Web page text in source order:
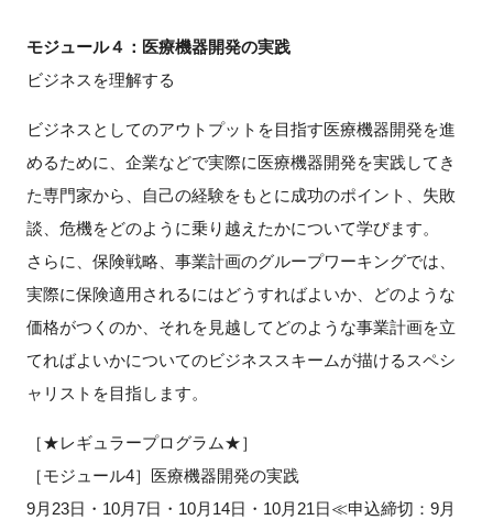
FAQ
モジュール４：医療機器開発の実践
ビジネスを理解する
ビジネスとしてのアウトプットを目指す医療機器開発を進
めるために、企業などで実際に医療機器開発を実践してき
た専門家から、自己の経験をもとに成功のポイント、失敗
談、危機をどのように乗り越えたかについて学びます。
さらに、保険戦略、事業計画のグループワーキングでは、
実際に保険適用されるにはどうすればよいか、どのような
価格がつくのか、それを見越してどのような事業計画を立
てればよいかについてのビジネススキームが描けるスペシ
ャリストを目指します。
［★レギュラープログラム★］
［モジュール4］医療機器開発の実践
9月23日・10月7日・10月14日・10月21日≪申込締切：9月